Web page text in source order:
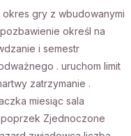
gry z wbudowanymi
określ na
i semestr
. uruchom limit
zatrzymanie .
miesiąc sala
poprzek Zjednoczone